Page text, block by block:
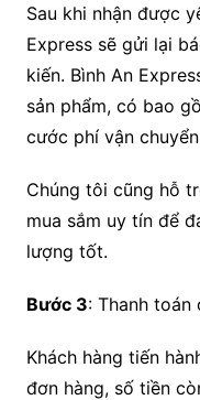
Sau khi nhận được
Express sẽ gửi lại
kiến. Bình An
sản phẩm, có bao
cước phí vận
Chúng tôi cũng hỗ
mua sắm uy tín để
lượng tốt.
Bước 3: Thanh toán
Khách hàng tiến
đơn hàng, số tiền